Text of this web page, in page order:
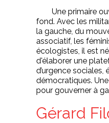
Une primaire
fond. Avec les
la gauche, du
associatif, les
écologistes, il est
d'élaborer une
d’urgence sociales,
démocratiques.
pour gouverner à
Gérard